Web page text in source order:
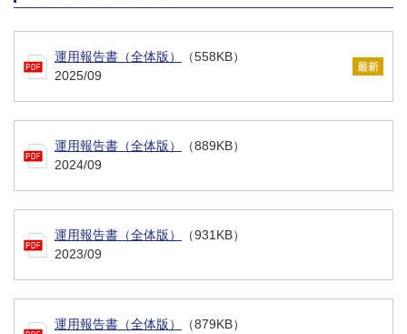
運用報告書（全体版）
（558KB）
2025/09
運用報告書（全体版）
（889KB）
2024/09
運用報告書（全体版）
（931KB）
2023/09
運用報告書（全体版）
（879KB）